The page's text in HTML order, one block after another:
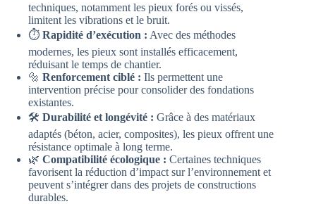
techniques, notamment les pieux forés ou vissés,
limitent les vibrations et le bruit.
⏱️ Rapidité d’exécution : Avec des méthodes
modernes, les pieux sont installés efficacement,
réduisant le temps de chantier.
🔩 Renforcement ciblé : Ils permettent une
intervention précise pour consolider des fondations
existantes.
🛠️ Durabilité et longévité : Grâce à des matériaux
adaptés (béton, acier, composites), les pieux offrent une
résistance optimale à long terme.
🌿 Compatibilité écologique : Certaines techniques
favorisent la réduction d’impact sur l’environnement et
peuvent s’intégrer dans des projets de constructions
durables.